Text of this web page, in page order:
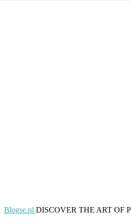
Blogse.nl DISCOVER THE ART OF